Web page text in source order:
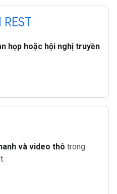
họp hoặc hội nghị truyền
và video thô trong